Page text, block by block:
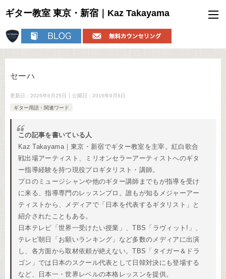
ギター教室 東京・新宿｜Kaz Takayama
セーハ
更新日： 2026年6月25日 公開日： 2016年9月6日
ギター用語・関連ワード
この記事を書いている人
Kaz Takayama｜東京・新宿でギター教室を主宰。紅白歌合
戦出場アーティスト、ミリオンセラーアーティストへのギタ
ー指導経験を持つ現役プロギタリスト・講師。
プロのミュージシャンや他のギター講師までもが指導を受け
に来る、指導専門のレッスンプロ。誰もが知るメジャーアー
ティストから、メディアで「日本を代表するギタリスト」と
紹介されたこともある。
日本テレビ「世界一受けたい授業」、TBS「ラヴィット!」、
テレビ朝日「お願いランキング」など多数のメディアに出演
し、各方面から取材依頼が絶えない。TBS「タイガー＆ドラ
ゴン」では日本のスクール代表として日韓対決にも登場する
など、日本一・世界レベルの本格レッスンを提供。